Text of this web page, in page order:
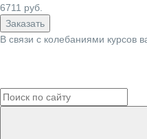
6711 руб.
Заказать
В связи с колебаниями курсов